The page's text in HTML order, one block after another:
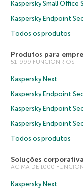
Kaspersky Small Office
Kaspersky Endpoint
Todos os produtos
Produtos para
51-999 FUNCIONRIOS
Kaspersky Next
Kaspersky Endpoint
Kaspersky Endpoint
Kaspersky Endpoint
Todos os produtos
Soluções
ACIMA DE 1000
Kaspersky Next